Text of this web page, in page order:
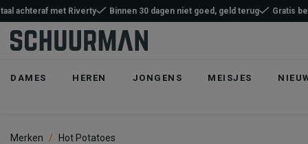
DAMES HEREN JONGENS MEISJES
achteraf met Riverty Binnen 30 dagen niet goed, geld terug Gratis
Merken Hot Potatoes